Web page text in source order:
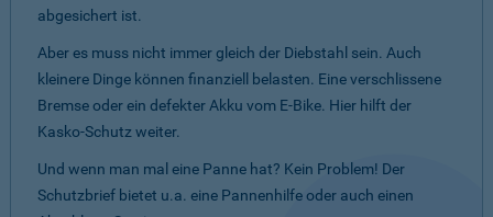
abgesichert ist.
Aber es muss nicht immer gleich der Diebstahl sein. Auch
kleinere Dinge können finanziell belasten. Eine verschlissene
Bremse oder ein defekter Akku vom E-Bike. Hier hilft der
Kasko-Schutz weiter.
Und wenn man mal eine Panne hat? Kein Problem! Der
Schutzbrief bietet u.a. eine Pannenhilfe oder auch einen